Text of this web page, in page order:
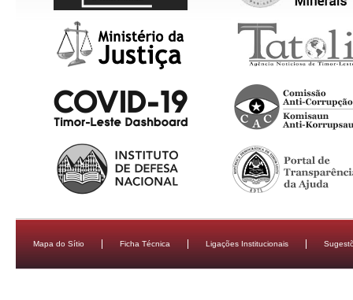
Mapa do Sítio Ficha Técnica Ligações Institucionais